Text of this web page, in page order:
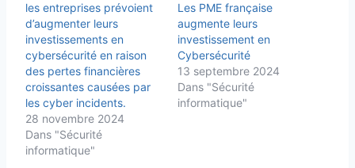
les entreprises prévoient
d’augmenter leurs
investissements en
cybersécurité en raison
des pertes financières
croissantes causées par
les cyber incidents.
28 novembre 2024
Dans "Sécurité
informatique"
Les PME française
augmente leurs
investissement en
Cybersécurité
13 septembre 2024
Dans "Sécurité
informatique"